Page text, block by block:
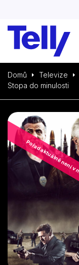
Domů Televize
Stopa do minulosti
Pořad aktuálně